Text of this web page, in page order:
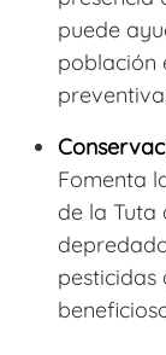
puede
población
Fomenta
de la Tuta
pesticidas